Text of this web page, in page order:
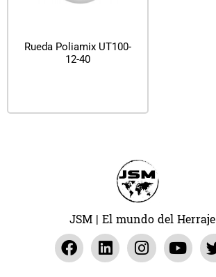
Rueda Poliamix UT100-
12-40
JSM | El mundo del Herraje